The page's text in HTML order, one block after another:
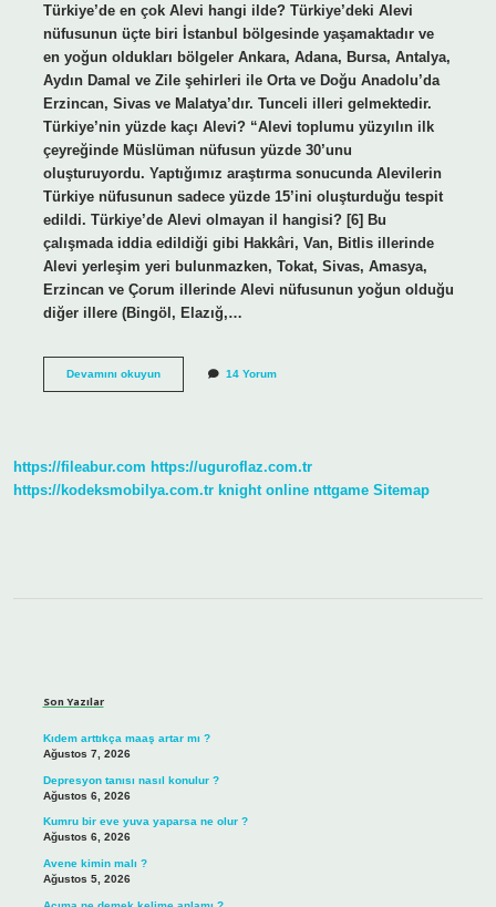
Türkiye’de en çok Alevi hangi ilde? Türkiye’deki Alevi
nüfusunun üçte biri İstanbul bölgesinde yaşamaktadır ve
en yoğun oldukları bölgeler Ankara, Adana, Bursa, Antalya,
Aydın Damal ve Zile şehirleri ile Orta ve Doğu Anadolu’da
Erzincan, Sivas ve Malatya’dır. Tunceli illeri gelmektedir.
Türkiye’nin yüzde kaçı Alevi? “Alevi toplumu yüzyılın ilk
çeyreğinde Müslüman nüfusun yüzde 30’unu
oluşturuyordu. Yaptığımız araştırma sonucunda Alevilerin
Türkiye nüfusunun sadece yüzde 15’ini oluşturduğu tespit
edildi. Türkiye’de Alevi olmayan il hangisi? [6] Bu
çalışmada iddia edildiği gibi Hakkâri, Van, Bitlis illerinde
Alevi yerleşim yeri bulunmazken, Tokat, Sivas, Amasya,
Erzincan ve Çorum illerinde Alevi nüfusunun yoğun olduğu
diğer illere (Bingöl, Elazığ,…
Devamını okuyunEn
14 Yorum
https://fileabur.com https://uguroflaz.com.tr
https://kodeksmobilya.com.tr knight online nttgame Sitemap
Son Yazılar
Kıdem arttıkça maaş artar mı ?
Ağustos 7, 2026
Depresyon tanısı nasıl konulur ?
Ağustos 6, 2026
Kumru bir eve yuva yaparsa ne olur ?
Ağustos 6, 2026
Avene kimin malı ?
Ağustos 5, 2026